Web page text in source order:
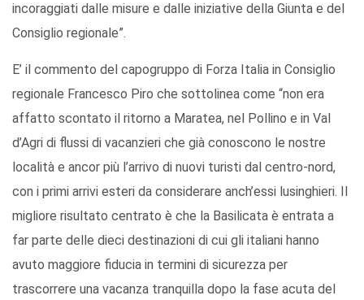
incoraggiati dalle misure e dalle iniziative della Giunta e del
Consiglio regionale”.
E’ il commento del capogruppo di Forza Italia in Consiglio
regionale Francesco Piro che sottolinea come “non era
affatto scontato il ritorno a Maratea, nel Pollino e in Val
d’Agri di flussi di vacanzieri che già conoscono le nostre
località e ancor più l’arrivo di nuovi turisti dal centro-nord,
con i primi arrivi esteri da considerare anch’essi lusinghieri. Il
migliore risultato centrato è che la Basilicata è entrata a
far parte delle dieci destinazioni di cui gli italiani hanno
avuto maggiore fiducia in termini di sicurezza per
trascorrere una vacanza tranquilla dopo la fase acuta del